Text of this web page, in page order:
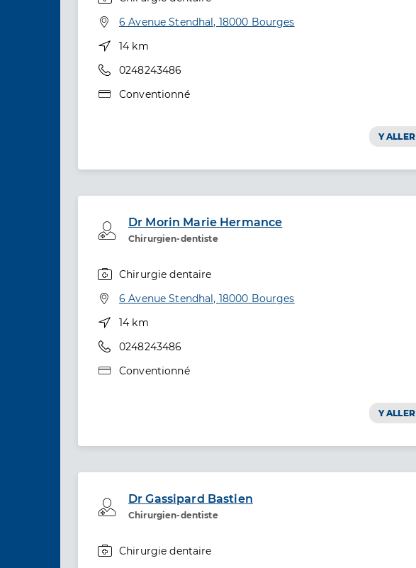
Adresse
6 Avenue Stendhal, 18000 Bourges
Distance
14 km
Téléphone
0248243486
Type de convention
Conventionné
Y ALLER
Dr Morin Marie Hermance
Chirurgien-dentiste
Professionel de santé
Chirurgie dentaire
Adresse
6 Avenue Stendhal, 18000 Bourges
Distance
14 km
Téléphone
0248243486
Type de convention
Conventionné
Y ALLER
Dr Gassipard Bastien
Chirurgien-dentiste
Professionel de santé
Chirurgie dentaire